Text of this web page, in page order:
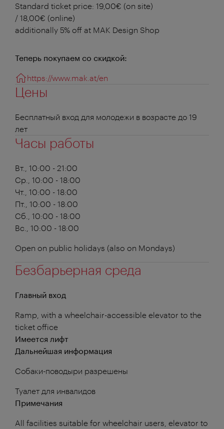
Standard ticket price: 19,00€ (on site)
/ 18,00€ (online)
additionally 5% off at MAK Design Shop
Теперь покупаем со скидкой:
https://www.mak.at/en
Цены
Бесплатный вход для молодежи в возрасте до 19
лет
Часы работы
Вт., 10:00 - 21:00
Ср., 10:00 - 18:00
Чт., 10:00 - 18:00
Пт., 10:00 - 18:00
Сб., 10:00 - 18:00
Вс., 10:00 - 18:00
Open on public holidays (also on Mondays)
Безбарьерная среда
Главный вход
Ramp, with a wheelchair-accessible elevator to the
ticket office
Имеется лифт
Дальнейшая информация
Собаки-поводыри разрешены
Туалет для инвалидов
Примечания
All facilities suitable for wheelchair users, elevator to